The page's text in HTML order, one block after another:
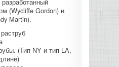
ПЛЕЕРЫ,
(Wycliffe Gordon) и
Martin).
(Тип NY и тип LA,